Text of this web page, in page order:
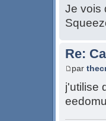
Je vois
Re:
par
j'utilise